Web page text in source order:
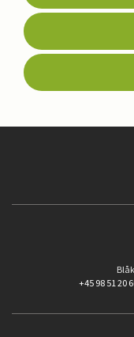
+45 98 51 20